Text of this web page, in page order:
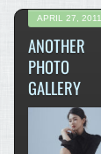
APRIL 27, 2011
ANOTHER
PHOTO
GALLERY